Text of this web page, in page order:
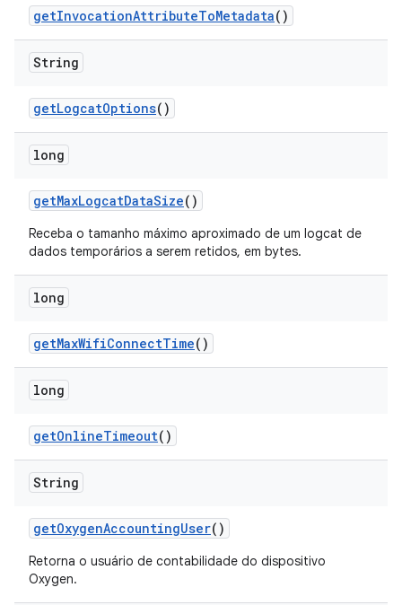
getInvocationAttributeToMetadata()
String
getLogcatOptions()
long
getMaxLogcatDataSize()
Receba o tamanho máximo aproximado de um logcat de
dados temporários a serem retidos, em bytes.
long
getMaxWifiConnectTime()
long
getOnlineTimeout()
String
getOxygenAccountingUser()
Retorna o usuário de contabilidade do dispositivo
Oxygen.